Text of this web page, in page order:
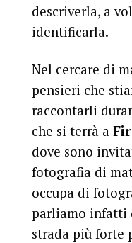
descriverla, a
identificarla.
Nel cercare di
pensieri che
raccontarli
che si terrà a
dove sono
fotografia di
occupa di
parliamo infatti
strada più forte